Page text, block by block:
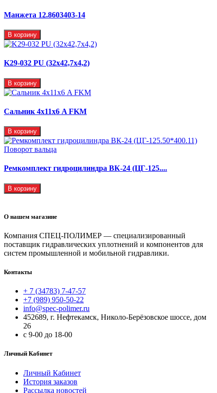
Манжета 12.8603403-14
В корзину
K29-032 PU (32x42,7x4,2)
В корзину
Сальник 4х11х6 A FKM
В корзину
Ремкомплект гидроцилиндра ВК-24 (ЦГ-125....
В корзину
О нашем магазине
Компания СПЕЦ-ПОЛИМЕР — специализированный
поставщик гидравлических уплотнений и компонентов для
систем промышленной и мобильной гидравлики.
Контакты
+ 7 (34783) 7-47-57
+7 (989) 950-50-22
info@spec-polimer.ru
452689, г. Нефтекамск, Николо-Берёзовское шоссе, дом
26
с 9-00 до 18-00
Личный Кабинет
Личный Кабинет
История заказов
Рассылка новостей